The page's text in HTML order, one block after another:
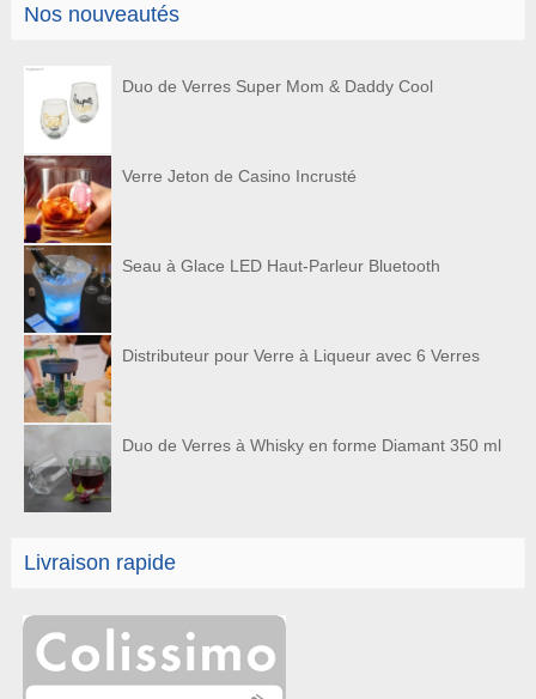
Nos nouveautés
Duo de Verres Super Mom & Daddy Cool
Verre Jeton de Casino Incrusté
Seau à Glace LED Haut-Parleur Bluetooth
Distributeur pour Verre à Liqueur avec 6 Verres
Duo de Verres à Whisky en forme Diamant 350 ml
Livraison rapide